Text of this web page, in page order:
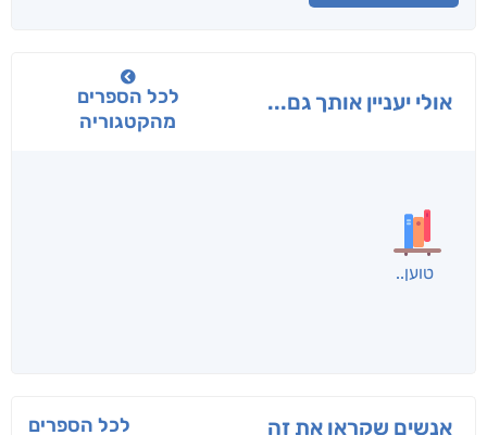
אולי יעניין אותך גם...
לכל הספרים
מהקטגוריה
בפנוכו תרדמת